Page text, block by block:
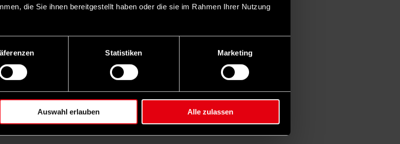
die Sie ihnen bereitgestellt haben oder die sie im Rahmen Ihrer Nutzung
Statistiken Marketing
Auswahl erlauben Alle zulassen